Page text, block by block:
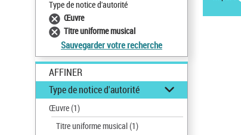
Type de notice d'autorité
Œuvre
Titre uniforme musical
Sauvegarder votre recherche
AFFINER
Type de notice d'autorité
Œuvre(1)
Titre uniforme musical(1)